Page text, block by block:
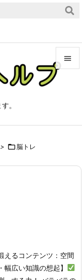
。

次へ
> 脳トレ
えるコンテンツ：空間
広い知識の想起】